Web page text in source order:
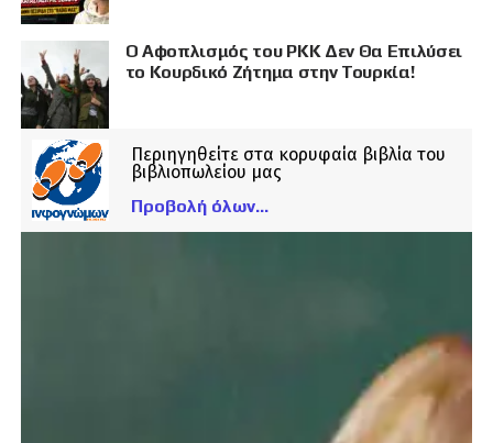
Ο Αφοπλισμός του PKK Δεν Θα Επιλύσει
το Κουρδικό Ζήτημα στην Τουρκία!
Περιηγηθείτε στα κορυφαία βιβλία του
βιβλιοπωλείου μας
Προβολή όλων